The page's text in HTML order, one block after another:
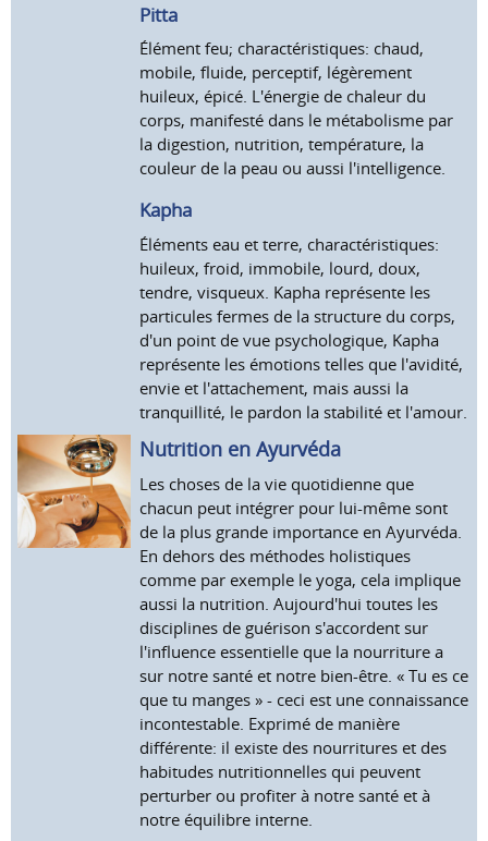
Pitta
Élément feu; charactéristiques: chaud,
mobile, fluide, perceptif, légèrement
huileux, épicé. L'énergie de chaleur du
corps, manifesté dans le métabolisme par
la digestion, nutrition, température, la
couleur de la peau ou aussi l'intelligence.
Kapha
Éléments eau et terre, charactéristiques:
huileux, froid, immobile, lourd, doux,
tendre, visqueux. Kapha représente les
particules fermes de la structure du corps,
d'un point de vue psychologique, Kapha
représente les émotions telles que l'avidité,
envie et l'attachement, mais aussi la
tranquillité, le pardon la stabilité et l'amour.
Nutrition en Ayurvéda
Les choses de la vie quotidienne que
chacun peut intégrer pour lui-même sont
de la plus grande importance en Ayurvéda.
En dehors des méthodes holistiques
comme par exemple le yoga, cela implique
aussi la nutrition. Aujourd'hui toutes les
disciplines de guérison s'accordent sur
l'influence essentielle que la nourriture a
sur notre santé et notre bien-être. « Tu es ce
que tu manges » - ceci est une connaissance
incontestable. Exprimé de manière
différente: il existe des nourritures et des
habitudes nutritionnelles qui peuvent
perturber ou profiter à notre santé et à
notre équilibre interne.